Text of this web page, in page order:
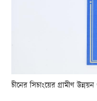
চীনের সিচাংয়ের গ্রামীণ